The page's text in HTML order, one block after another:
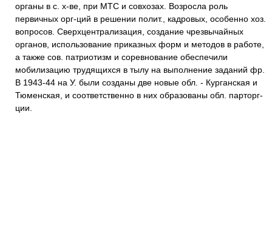
органы в с. х-ве, при МТС и совхозах. Возросла роль
первичных орг-ций в решении полит., кадровых, особенно хоз.
вопросов. Сверхцентрализация, создание чрезвычайных
органов, использование приказных форм и методов в работе,
а также сов. патриотизм и соревнование обеспечили
мобилизацию трудящихся в тылу на выполнение заданий фр.
В 1943-44 на У. были созданы две новые обл. - Курганская и
Тюменская, и соответственно в них образованы обл. парторг-
ции.